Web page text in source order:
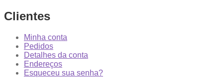
Clientes
Minha conta
Pedidos
Detalhes da conta
Endereços
Esqueceu sua senha?